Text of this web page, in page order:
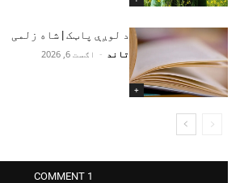
+
د لوږې پاټک | شاه زلمی
تاند - اګست 6, 2026
1 COMMENT